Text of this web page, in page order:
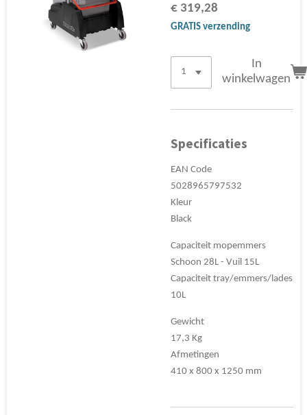
€ 319,28
GRATIS verzending
In
winkelwagen
Specificaties
EAN Code
5028965797532
Kleur
Black
Capaciteit mopemmers
Schoon 28L - Vuil 15L
Capaciteit tray/emmers/lades
10L
Gewicht
17,3 Kg
Afmetingen
410 x 800 x 1250 mm